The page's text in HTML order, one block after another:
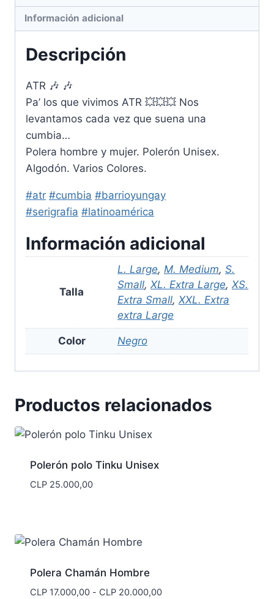
Información adicional
Descripción
ATR 🎶 🎶
Pa’ los que vivimos ATR 💥💥💥 Nos
levantamos cada vez que suena una
cumbia…
Polera hombre y mujer. Polerón Unisex.
Algodón. Varios Colores.
#atr #cumbia #barrioyungay
#serigrafia #latinoamérica
Información adicional
Talla
L. Large, M. Medium, S.
Small, XL. Extra Large, XS.
Extra Small, XXL. Extra
extra Large
Color Negro
Productos relacionados
Polerón polo Tinku Unisex
CLP25.000,00
Polera Chamán Hombre
CLP17.000,00 - CLP20.000,00Rango